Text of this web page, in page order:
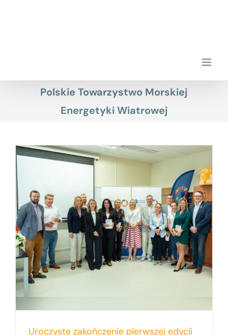
Polskie Towarzystwo Morskiej
Energetyki Wiatrowej
Uroczyste zakończenie pierwszej edycji